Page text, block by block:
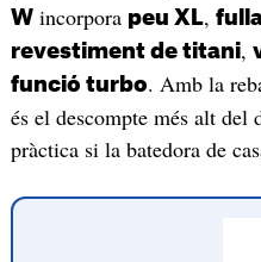
Wincorpora peu XL,
revestiment de titani,
funció turbo. Amb la
és el descompte més alt del
pràctica si la batedora de